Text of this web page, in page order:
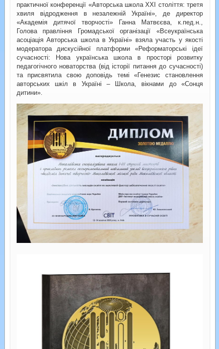
практичної конференції «Авторська школа ХХІ століття: третя
хвиля відродження в незалежній Україні», де директор
«Академія дитячої творчості» Ганна Матвєєва, к.пед.н.,
Голова правління Громадської організації «Всеукраїнська
асоціація Авторська школа в Україні» взяла участь у якості
модератора дискусійної платформи «Реформаторські ідеї
сучасності: Нова українська школа в просторі розвитку
педагогічного новаторства (від історії питання до сучасності)
та присвятила свою доповідь темі «Генезис становлення
авторських шкіл в Україні – Школа, вікнами до «Сонця
дитини».